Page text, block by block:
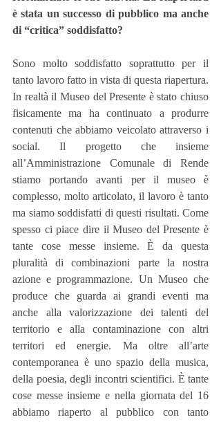
è stata un successo di pubblico ma anche
di “critica” soddisfatto?
Sono molto soddisfatto soprattutto per il
tanto lavoro fatto in vista di questa riapertura.
In realtà il Museo del Presente è stato chiuso
fisicamente ma ha continuato a produrre
contenuti che abbiamo veicolato attraverso i
social. Il progetto che insieme
all’Amministrazione Comunale di Rende
stiamo portando avanti per il museo è
complesso, molto articolato, il lavoro è tanto
ma siamo soddisfatti di questi risultati. Come
spesso ci piace dire il Museo del Presente è
tante cose messe insieme. È da questa
pluralità di combinazioni parte la nostra
azione e programmazione. Un Museo che
produce che guarda ai grandi eventi ma
anche alla valorizzazione dei talenti del
territorio e alla contaminazione con altri
territori ed energie. Ma oltre all’arte
contemporanea è uno spazio della musica,
della poesia, degli incontri scientifici. È tante
cose messe insieme e nella giornata del 16
abbiamo riaperto al pubblico con tanto